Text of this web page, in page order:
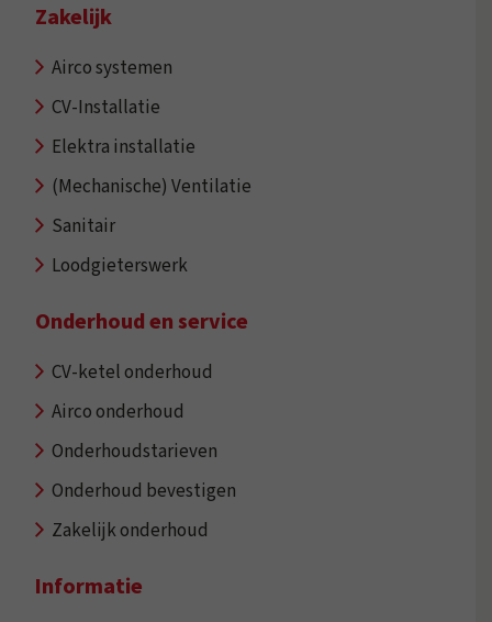
Zakelijk
Airco systemen
CV-Installatie
Elektra installatie
(Mechanische) Ventilatie
Sanitair
Loodgieterswerk
Onderhoud en service
CV-ketel onderhoud
Airco onderhoud
Onderhoudstarieven
Onderhoud bevestigen
Zakelijk onderhoud
Informatie